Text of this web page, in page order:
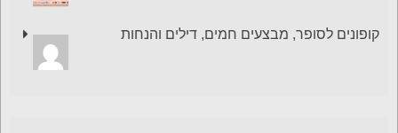
קופונים לסופר, מבצעים חמים, דילים והנחות